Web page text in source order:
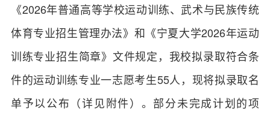
《2026年普通高等学校运动训练、武术与民族传统
体育专业招生管理办法》和《宁夏大学2026年运动
训练专业招生简章》文件规定，我校拟录取符合条
件的运动训练专业一志愿考生55人，现将拟录取名
单予以公布（详见附件）。部分未完成计划的项